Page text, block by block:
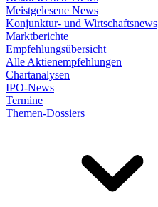
Meistgelesene News
Konjunktur- und Wirtschaftsnews
Marktberichte
Empfehlungsübersicht
Alle Aktienempfehlungen
Chartanalysen
IPO-News
Termine
Themen-Dossiers